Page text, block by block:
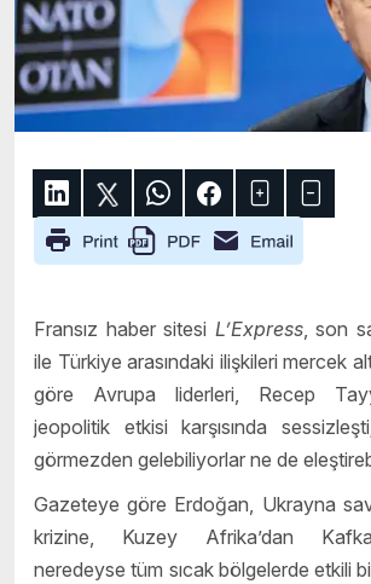
Fransız haber sitesi L’Express, son
ile Türkiye arasındaki ilişkileri mercek
göre Avrupa liderleri, Recep
jeopolitik etkisi karşısında
görmezden gelebiliyorlar ne de
Gazeteye göre Erdoğan, Ukrayna
krizine, Kuzey Afrika’dan
neredeyse tüm sıcak bölgelerde etkili